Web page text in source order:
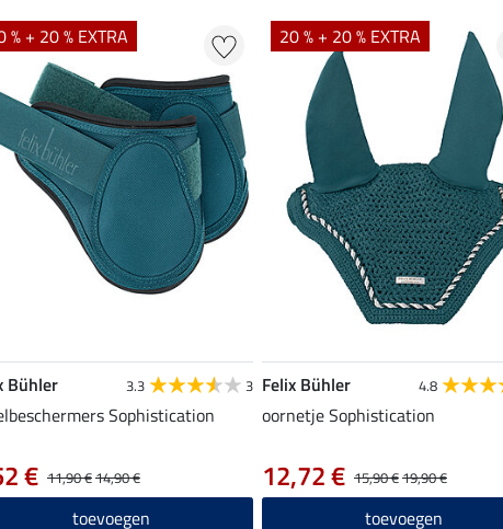
% + 20 % EXTRA
Bühler 3.3 3
Sophistication
11,90 €14,90 €
€
toevoegen
20 % + 20 % EXTRA
Felix Bühler 4.8
oornetje Sophistication
15,90 €19,90 €
12,72 €
toevoegen